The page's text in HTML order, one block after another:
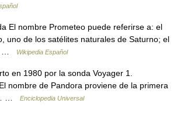
El nombre Prometeo puede referirse a: el
uno de los satélites naturales de Saturno; el
…
Wikipedia Español
en 1980 por la sonda Voyager 1.
nombre de Pandora proviene de la primera
…
Enciclopedia Universal